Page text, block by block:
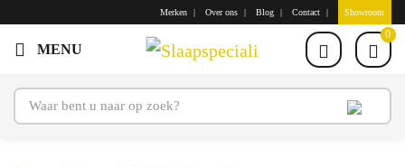
Merken Over ons Blog Contact Showroom
0